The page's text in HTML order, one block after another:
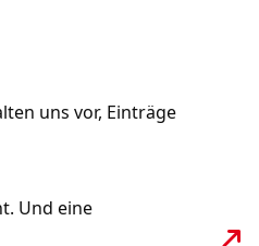
uns vor, Einträge
Und eine